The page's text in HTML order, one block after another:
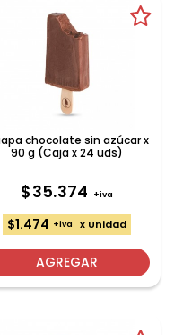
chocolate sin azúcar x
90 g (Caja x 24 uds)
$35.374 +iva
$1.474 +iva x Unidad
AGREGAR